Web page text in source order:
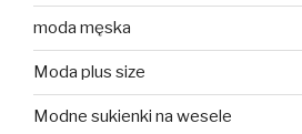
moda męska
Moda plus size
Modne sukienki na wesele